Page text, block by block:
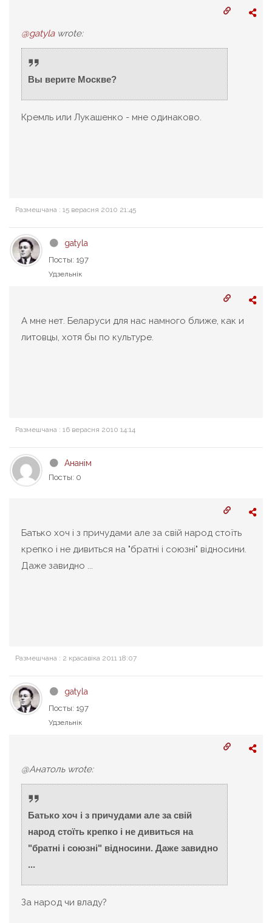
@gatylawrote:
Вы верите Москве?
Кремль или Лукашенко - мне одинаково.
Размешчана : 15 верасня 2010 21:45
gatyla
Посты: 197
Удзельнік
А мне нет. Беларуси для нас намного ближе, как и
литовцы, хотя бы по культуре.
Размешчана : 16 верасня 2010 14:14
Ананім
Посты: 0
Батько хоч і з причудами але за свій народ стоїть
крепко і не дивиться на "братні і союзні" відносини.
Даже завидно ...
Размешчана : 2 красавіка 2011 18:07
gatyla
Посты: 197
Удзельнік
@Анатоль wrote:
Батько хоч і з причудами але за свій
народ стоїть крепко і не дивиться на
"братні і союзні" відносини. Даже завидно
...
За народ чи владу?